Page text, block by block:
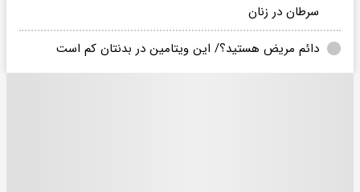
سرطان در زنان
دائم مریض هستید؟/ این ویتامین در بدنتان کم است